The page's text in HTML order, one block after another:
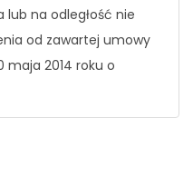
na odległość nie
od zawartej umowy
maja 2014 roku o